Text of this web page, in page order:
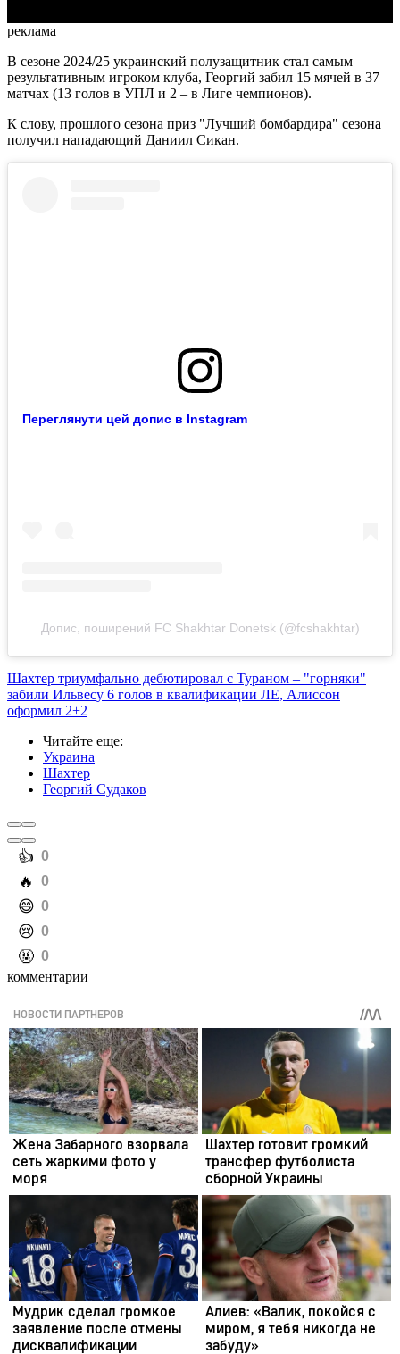
реклама
В сезоне 2024/25 украинский полузащитник стал самым
результативным игроком клуба, Георгий забил 15 мячей в 37
матчах (13 голов в УПЛ и 2 – в Лиге чемпионов).
К слову, прошлого сезона приз "Лучший бомбардира" сезона
получил нападающий Даниил Сикан.
Переглянути цей допис в Instagram
Допис, поширений FC Shakhtar Donetsk (@fcshakhtar)
Шахтер триумфально дебютировал с Тураном – "горняки"
забили Ильвесу 6 голов в квалификации ЛЕ, Алиссон
оформил 2+2
Читайте еще:
Украина
Шахтер
Георгий Судаков
️👍 0
️🔥 0
️😄 0
️😢 0
️🤬 0
комментарии